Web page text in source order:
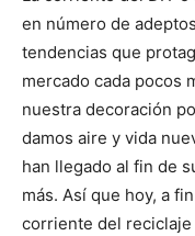
en número de
tendencias que
mercado cada pocos
nuestra decoración
damos aire y vida
han llegado al fin de
más. Así que hoy, a
corriente del